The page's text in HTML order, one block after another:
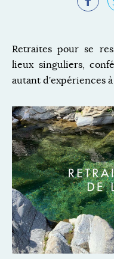
Retraites pour se
lieux singuliers,
autant d’expériences